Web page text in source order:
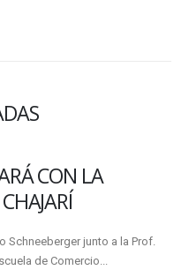
CON LA
Schneeberger junto a la Prof.
de Comercio...